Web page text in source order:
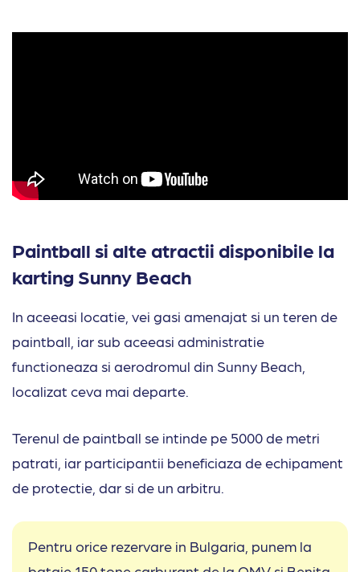
Paintball si alte atractii disponibile la
karting Sunny Beach
In aceeasi locatie, vei gasi amenajat si un teren de
paintball, iar sub aceeasi administratie
functioneaza si aerodromul din Sunny Beach,
localizat ceva mai departe.
Terenul de paintball se intinde pe 5000 de metri
patrati, iar participantii beneficiaza de echipament
de protectie, dar si de un arbitru.
Pentru orice rezervare in Bulgaria, punem la